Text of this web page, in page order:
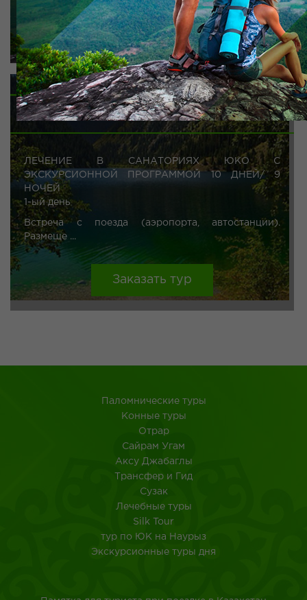
ЛЕЧЕБНЫЕ ТУРЫ
ЛЕЧЕНИЕ В САНАТОРИЯХ ЮКО С
ЭКСКУРСИОННОЙ ПРОГРАММОЙ 10 ДНЕЙ/ 9
НОЧЕЙ
1-ый день
Встреча с поезда (аэропорта, автостанции).
Размеще ...
Заказать тур
Паломнические туры
Конные туры
Отрар
Сайрам Угам
Аксу Джабаглы
Трансфер и Гид
Сузак
Лечебные туры
Silk Tour
тур по ЮК на Наурыз
Экскурсионные туры дня